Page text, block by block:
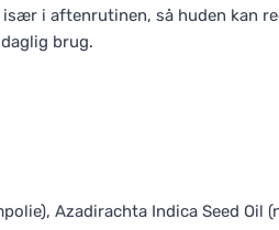
i aftenrutinen, så huden kan
brug.
Azadirachta Indica Seed Oil